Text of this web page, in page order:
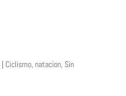
| Ciclismo, natacion, Sin